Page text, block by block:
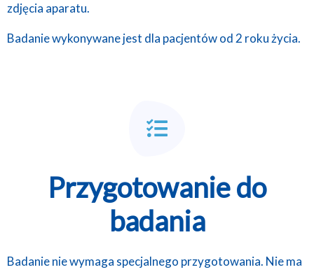
zdjęcia aparatu.
Badanie wykonywane jest dla pacjentów od 2 roku życia.
Przygotowanie do
badania
Badanie nie wymaga specjalnego przygotowania. Nie ma